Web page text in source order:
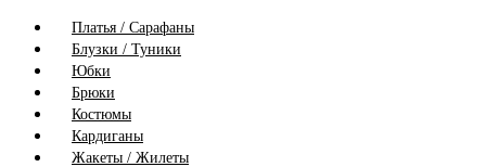
Платья / Сарафаны
Блузки / Туники
Юбки
Брюки
Костюмы
Кардиганы
Жакеты / Жилеты